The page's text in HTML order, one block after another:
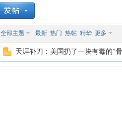
›
全部主题 最新 热门 热帖 精华 更多
天涯补刀：美国扔了一块有毒的“骨